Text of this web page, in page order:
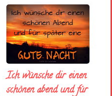
Ich wünsche dir einen
schönen abend und fúr